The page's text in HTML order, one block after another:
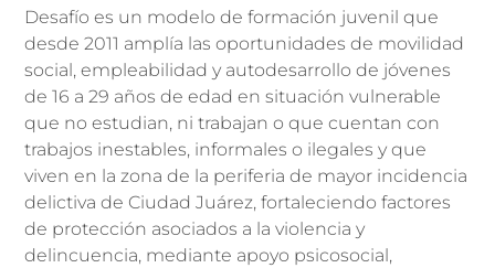
Desafío es un modelo de formación juvenil que
desde 2011 amplía las oportunidades de movilidad
social, empleabilidad y autodesarrollo de jóvenes
de 16 a 29 años de edad en situación vulnerable
que no estudian, ni trabajan o que cuentan con
trabajos inestables, informales o ilegales y que
viven en la zona de la periferia de mayor incidencia
delictiva de Ciudad Juárez, fortaleciendo factores
de protección asociados a la violencia y
delincuencia, mediante apoyo psicosocial,